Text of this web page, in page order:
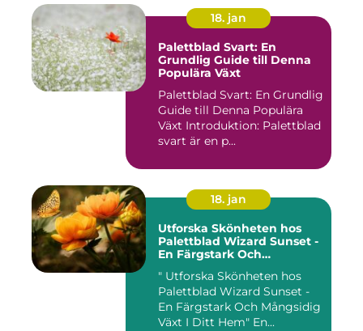
18. jan
Palettblad Svart: En
Grundlig Guide till Denna
Populära Växt
Palettblad Svart: En Grundlig
Guide till Denna Populära
Växt Introduktion: Palettblad
svart är en p...
18. jan
Utforska Skönheten hos
Palettblad Wizard Sunset -
En Färgstark Och
" Utforska Skönheten hos
Palettblad Wizard Sunset -
En Färgstark Och Mångsidig
Växt I Ditt Hem" En...